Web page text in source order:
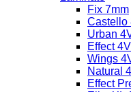
Fix 7mm
Castello
Urban
Effect
Wings
Natural
Effect